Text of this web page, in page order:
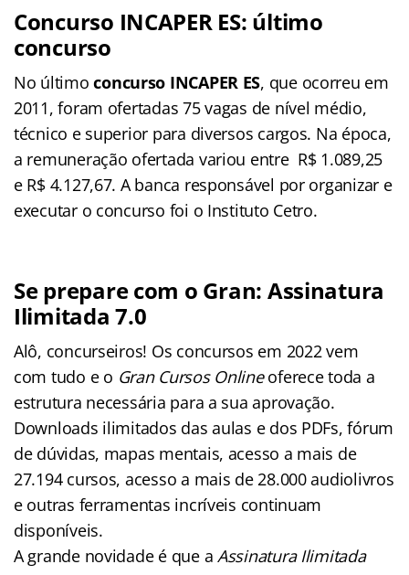
Concurso INCAPER ES: último
concurso
No últimoconcurso INCAPER ES, que ocorreu em
2011, foram ofertadas 75 vagas de nível médio,
técnico e superior para diversos cargos. Na época,
a remuneração ofertada variou entre R$ 1.089,25
e R$ 4.127,67. A banca responsável por organizar e
executar o concurso foi o Instituto Cetro.
Se prepare com o Gran: Assinatura
Ilimitada 7.0
Alô, concurseiros! Os concursos em 2022 vem
com tudo e o Gran Cursos Onlineoferece toda a
estrutura necessária para a sua aprovação.
Downloads ilimitados das aulas e dos PDFs, fórum
de dúvidas, mapas mentais, acesso a mais de
27.194 cursos, acesso a mais de 28.000 audiolivros
e outras ferramentas incríveis continuam
disponíveis.
A grande novidade é que a Assinatura Ilimitada